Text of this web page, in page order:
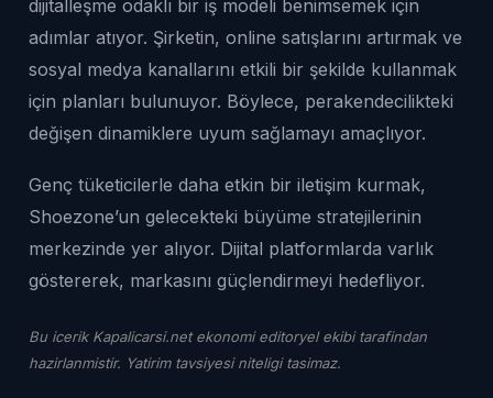
dijitalleşme odaklı bir iş modeli benimsemek için
adımlar atıyor. Şirketin, online satışlarını artırmak ve
sosyal medya kanallarını etkili bir şekilde kullanmak
için planları bulunuyor. Böylece, perakendecilikteki
değişen dinamiklere uyum sağlamayı amaçlıyor.
Genç tüketicilerle daha etkin bir iletişim kurmak,
Shoezone’un gelecekteki büyüme stratejilerinin
merkezinde yer alıyor. Dijital platformlarda varlık
göstererek, markasını güçlendirmeyi hedefliyor.
Bu icerik Kapalicarsi.net ekonomi editoryel ekibi tarafindan
hazirlanmistir. Yatirim tavsiyesi niteligi tasimaz.